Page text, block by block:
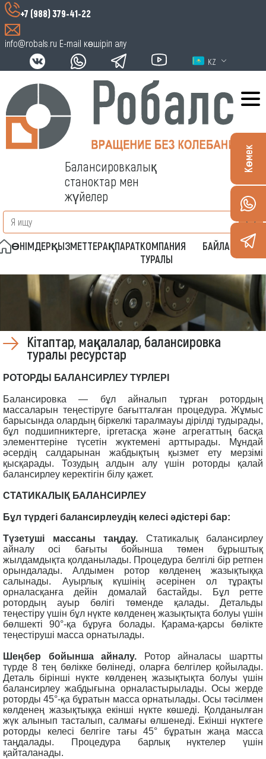
+7 (988) 379-41-22
info@robals.ru E-mail көшіріп алу
KZ
Балансировкалық
станоктар мен
жүйелер
ӨНІМДЕРҚЫЗМЕТТЕРАҚПАРАТКОМПАНИЯ
ТУРАЛЫ
БАЙЛАНЫСТАР
Кітаптар, мақалалар, балансировка
туралы ресурстар
РОТОРДЫ БАЛАНСИРЛЕУ ТҮРЛЕРІ
Балансировка — бұл айналып тұрған ротордың
массаларын теңестіруге бағытталған процедура. Жұмыс
барысында олардың біркелкі таралмауы дірілді тудырады,
бұл подшипниктерге, іргетасқа және агрегаттың басқа
элементтеріне түсетін жүктемені арттырады. Мұндай
әсердің салдарынан жабдықтың қызмет ету мерзімі
қысқарады. Тозудың алдын алу үшін роторды қалай
балансирлеу керектігін білу қажет.
СТАТИКАЛЫҚ БАЛАНСИРЛЕУ
Бұл түрдегі балансирлеудің келесі әдістері бар:
Түзетуші массаны таңдау. Статикалық балансирлеу
айналу осі бағыты бойынша төмен бұрыштық
жылдамдықта қолданылады. Процедура белгілі бір ретпен
орындалады. Алдымен ротор көлденең жазықтыққа
салынады. Ауырлық күшінің әсерінен ол тұрақты
орналасқанға дейін домалай бастайды. Бұл ретте
ротордың ауыр бөлігі төменде қалады. Детальды
теңестіру үшін бұл нүкте көлденең жазықтықта болуы үшін
бөлшекті 90°-қа бұруға болады. Қарама-қарсы бөлікте
теңестіруші масса орнатылады.
Шеңбер бойынша айналу. Ротор айналасы шартты
түрде 8 тең бөлікке бөлінеді, оларға белгілер қойылады.
Деталь бірінші нүкте көлденең жазықтықта болуы үшін
балансирлеу жабдығына орналастырылады. Осы жерде
роторды 45°-қа бұратын масса орнатылады. Осы тәсілмен
көлденең жазықтыққа екінші нүкте көшеді. Қолданылған
жүк алынып тасталып, салмағы өлшенеді. Екінші нүктеге
роторды келесі белгіге тағы 45° бұратын жаңа масса
таңдалады. Процедура барлық нүктелер үшін
қайталанады.
Көмек